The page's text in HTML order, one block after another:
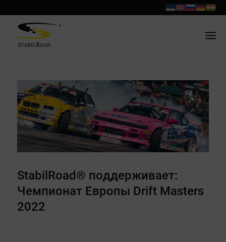
StabilRoad® поддерживает:
Чемпионат Европы Drift Masters
2022